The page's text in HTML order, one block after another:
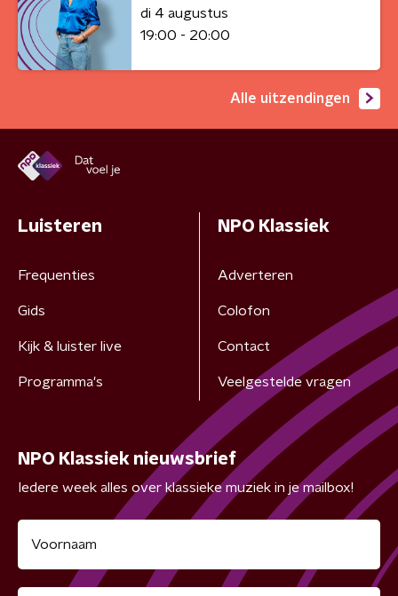
di 4 augustus
19:00 - 20:00
Alle uitzendingen
Luisteren
Frequenties
Gids
Kijk & luister live
Programma's
NPO Klassiek
Adverteren
Colofon
Contact
Veelgestelde vragen
NPO Klassiek nieuwsbrief
Iedere week alles over klassieke muziek in je mailbox!